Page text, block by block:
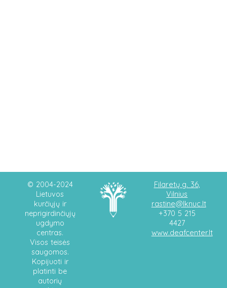
© 2004-2024
Lietuvos
kurčiųjų ir
neprigirdinčiųjų
ugdymo
centras.
Visos teisės
saugomos.
Kopijuoti ir
platinti be
autorių
Filaretų g. 36,
Vilnius
rastine@lknuc.lt
+370 5 215
4427
www.deafcenter.lt